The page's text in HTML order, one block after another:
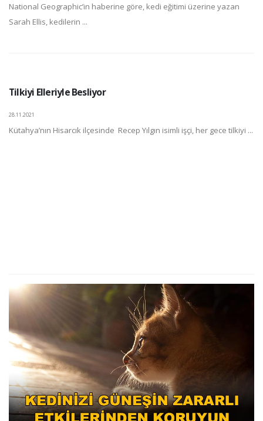
National Geographic’in haberine göre, kedi eğitimi üzerine yazan
Sarah Ellis, kedilerin ...
Tilkiyi Elleriyle Besliyor
28.11.2021
Kütahya’nın Hisarcık ilçesinde Recep Yılgın isimli işçi, her gece tilkiyi ...